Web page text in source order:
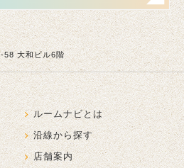
ルームナビとは
沿線から探す
店舗案内
58 大和ビル6階